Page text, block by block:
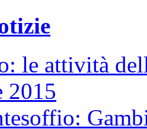
le attività
2015